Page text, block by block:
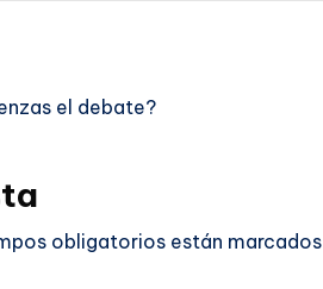
el debate?
obligatorios están marcados